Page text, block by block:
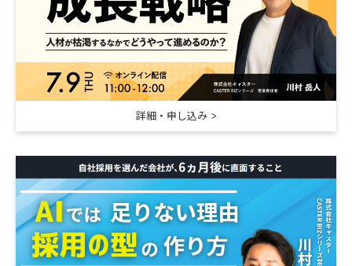
詳細・申し込み